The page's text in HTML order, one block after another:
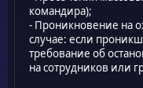
командира);
- Проникновение на
случае: если
требование об
на сотрудников или